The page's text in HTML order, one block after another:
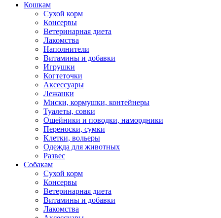
Кошкам
Сухой корм
Консервы
Ветеринарная диета
Лакомства
Наполнители
Витамины и добавки
Игрушки
Когтеточки
Аксессуары
Лежанки
Миски, кормушки, контейнеры
Туалеты, совки
Ошейники и поводки, намордники
Переноски, сумки
Клетки, вольеры
Одежда для животных
Развес
Собакам
Сухой корм
Консервы
Ветеринарная диета
Витамины и добавки
Лакомства